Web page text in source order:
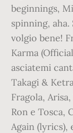
beginnings,
spinning,
volgio bene!
Karma
asciatemi
Takagi &
Fragola,
Ron e Tosca,
Again